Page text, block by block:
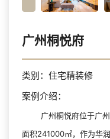
广州桐悦府
类别：住宅精装修
案例介绍：
广州桐悦府位于广
面积241000㎡，作为华